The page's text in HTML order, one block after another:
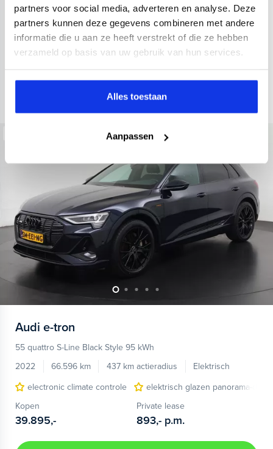
partners voor social media, adverteren en analyse. Deze
partners kunnen deze gegevens combineren met andere
informatie die u aan ze heeft verstrekt of die ze hebben
verzameld op basis van uw gebruik van hun services.
Alles toestaan
Aanpassen
34.998 km 437 km actieradius
Elektrisch
electronic climate controle
elektrisch glazen panorama-dak
Kopen
36.895,-
Private lease
793,- p.m.
Audi e-tron
55 quattro S-Line Black Style 95 kWh
2022
66.596 km 437 km actieradius
Elektrisch
electronic climate controle
elektrisch glazen panorama-dak
Kopen
39.895,-
Private lease
893,- p.m.